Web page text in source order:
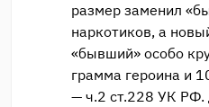
размер заменил
наркотиков, а
«бывший» особо
грамма героина и
— ч.2 ст.228 УК РФ.